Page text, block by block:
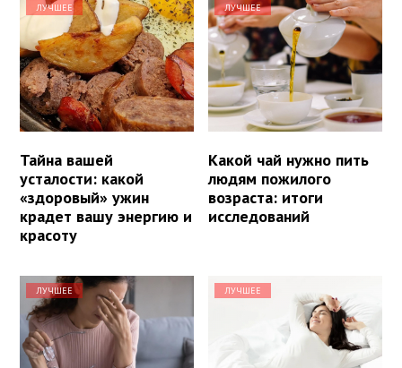
ЛУЧШЕЕ
Тайна вашей
усталости: какой
«здоровый» ужин
крадет вашу энергию и
красоту
ЛУЧШЕЕ
Какой чай нужно пить
людям пожилого
возраста: итоги
исследований
ЛУЧШЕЕ ЛУЧШЕЕ